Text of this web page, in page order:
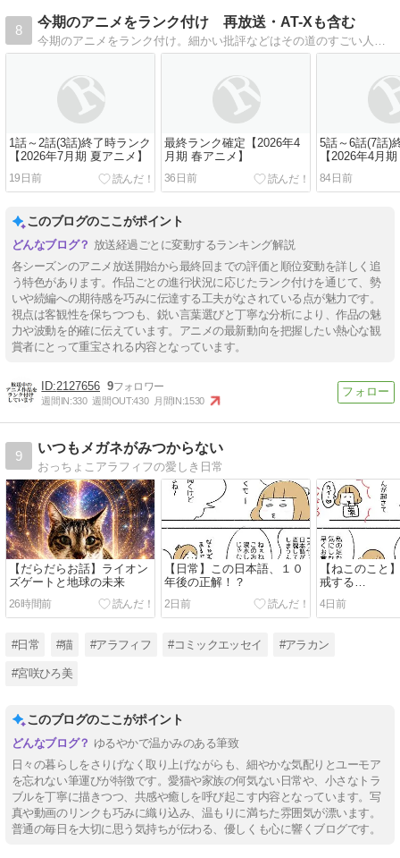
8
今期のアニメをランク付け 再放送・AT-Xも含む
今期のアニメをランク付け。細かい批評などはその道のすごい人におまかせして、このブログは、視聴継続等の目安にしていただければよろしいかと。あくまでも個人的な感想ですので、ご参考までに(^^)
1話～2話(3話)終了時ランク
【2026年7月期 夏アニメ】
19日前
最終ランク確定【2026年4
月期 春アニメ】
36日前
5話～6話(7話)
【2026年4月
84日前
このブログのここがポイント
放送経過ごとに変動するランキング解説
各シーズンのアニメ放送開始から最終回までの評価と順位変動を詳しく追
う特色があります。作品ごとの進行状況に応じたランク付けを通じて、勢
いや続編への期待感を巧みに伝達する工夫がなされている点が魅力です。
視点は客観性を保ちつつも、鋭い言葉選びと丁寧な分析により、作品の魅
力や波動を的確に伝えています。アニメの最新動向を把握したい熱心な観
賞者にとって重宝される内容となっています。
2127656 9
週間IN:330 週間OUT:430 月間IN:1530
9
いつもメガネがみつからない
おっちょこアラフィフの愛しき日常
【だらだらお話】ライオン
ズゲートと地球の未来
26時間前
【日常】この日本語、１０
年後の正解！？
2日前
【ねこのこと
戒する…
4日前
#日常 #猫 #アラフィフ #コミックエッセイ #アラカン
#宮咲ひろ美
このブログのここがポイント
ゆるやかで温かみのある筆致
日々の暮らしをさりげなく取り上げながらも、細やかな気配りとユーモア
を忘れない筆運びが特徴です。愛猫や家族の何気ない日常や、小さなトラ
ブルを丁寧に描きつつ、共感や癒しを呼び起こす内容となっています。写
真や動画のリンクも巧みに織り込み、温もりに満ちた雰囲気が漂います。
普通の毎日を大切に思う気持ちが伝わる、優しくも心に響くブログです。